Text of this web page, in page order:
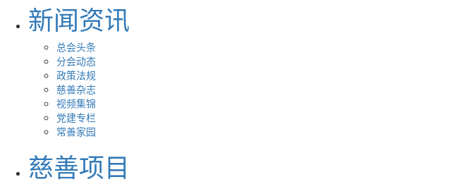
新闻资讯
总会头条
分会动态
政策法规
慈善杂志
视频集锦
党建专栏
常善家园
慈善项目